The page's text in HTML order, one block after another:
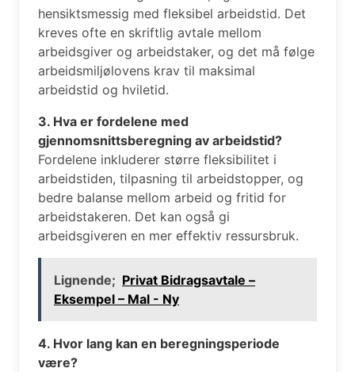
hensiktsmessig med fleksibel arbeidstid. Det
kreves ofte en skriftlig avtale mellom
arbeidsgiver og arbeidstaker, og det må følge
arbeidsmiljølovens krav til maksimal
arbeidstid og hviletid.
3. Hva er fordelene med
gjennomsnittsberegning av arbeidstid?
Fordelene inkluderer større fleksibilitet i
arbeidstiden, tilpasning til arbeidstopper, og
bedre balanse mellom arbeid og fritid for
arbeidstakeren. Det kan også gi
arbeidsgiveren en mer effektiv ressursbruk.
Lignende; Privat Bidragsavtale –
Eksempel – Mal - Ny
4. Hvor lang kan en beregningsperiode
være?